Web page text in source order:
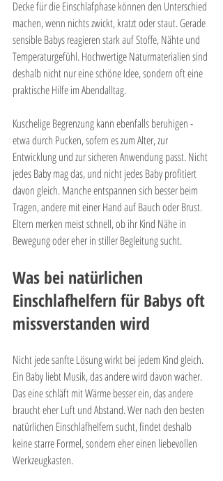
Decke für die Einschlafphase können den Unterschied
machen, wenn nichts zwickt, kratzt oder staut. Gerade
sensible Babys reagieren stark auf Stoffe, Nähte und
Temperaturgefühl. Hochwertige Naturmaterialien sind
deshalb nicht nur eine schöne Idee, sondern oft eine
praktische Hilfe im Abendalltag.
Kuschelige Begrenzung kann ebenfalls beruhigen -
etwa durch Pucken, sofern es zum Alter, zur
Entwicklung und zur sicheren Anwendung passt. Nicht
jedes Baby mag das, und nicht jedes Baby profitiert
davon gleich. Manche entspannen sich besser beim
Tragen, andere mit einer Hand auf Bauch oder Brust.
Eltern merken meist schnell, ob ihr Kind Nähe in
Bewegung oder eher in stiller Begleitung sucht.
Was bei natürlichen
Einschlafhelfern für Babys oft
missverstanden wird
Nicht jede sanfte Lösung wirkt bei jedem Kind gleich.
Ein Baby liebt Musik, das andere wird davon wacher.
Das eine schläft mit Wärme besser ein, das andere
braucht eher Luft und Abstand. Wer nach den besten
natürlichen Einschlafhelfern sucht, findet deshalb
keine starre Formel, sondern eher einen liebevollen
Werkzeugkasten.